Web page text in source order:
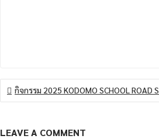
แนะแนว
เรื่อง
กิจกรรม 2025 KODOMO SCHOOL ROAD
LEAVE A COMMENT